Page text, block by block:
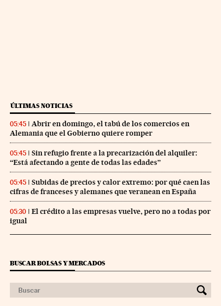
ÚLTIMAS NOTICIAS
05:45
Abrir en domingo, el tabú de los comercios en
Alemania que el Gobierno quiere romper
05:45
Sin refugio frente a la precarización del alquiler:
“Está afectando a gente de todas las edades”
05:45
Subidas de precios y calor extremo: por qué caen las
cifras de franceses y alemanes que veranean en España
05:30
El crédito a las empresas vuelve, pero no a todas por
igual
BUSCAR BOLSAS Y MERCADOS